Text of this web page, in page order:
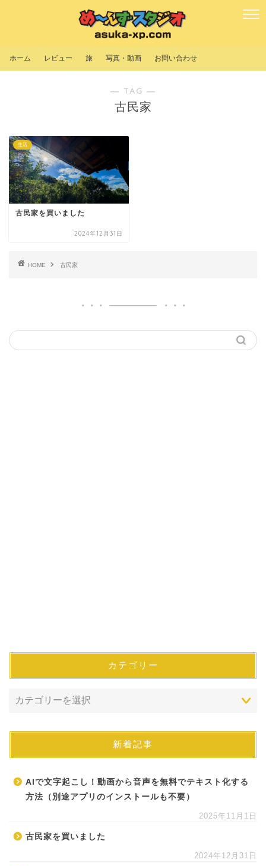
ホーム レビュー 旅 写真・動画 お問い合わせ
― TAG ―
古民家
生活
古民家を買いました
2024年12月31日
HOME 古民家
カテゴリー
新着記事
AIで文字起こし！動画から音声を無料でテキスト化する
方法（別途アプリのインストールも不要）
2025年11月1日
古民家を買いました
2024年12月31日